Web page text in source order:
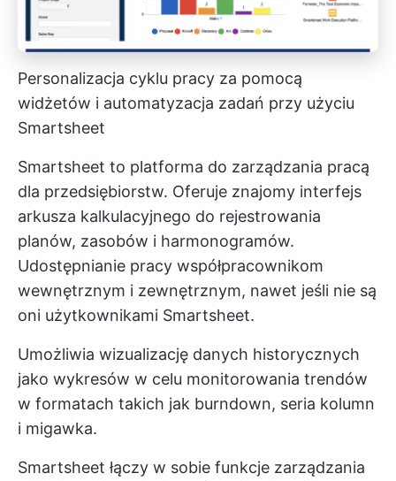
Personalizacja cyklu pracy za pomocą
widżetów i automatyzacja zadań przy użyciu
Smartsheet
Smartsheet to platforma do zarządzania pracą
dla przedsiębiorstw. Oferuje znajomy interfejs
arkusza kalkulacyjnego do rejestrowania
planów, zasobów i harmonogramów.
Udostępnianie pracy współpracownikom
wewnętrznym i zewnętrznym, nawet jeśli nie są
oni użytkownikami Smartsheet.
Umożliwia wizualizację danych historycznych
jako wykresów w celu monitorowania trendów
w formatach takich jak burndown, seria kolumn
i migawka.
Smartsheet łączy w sobie funkcje zarządzania